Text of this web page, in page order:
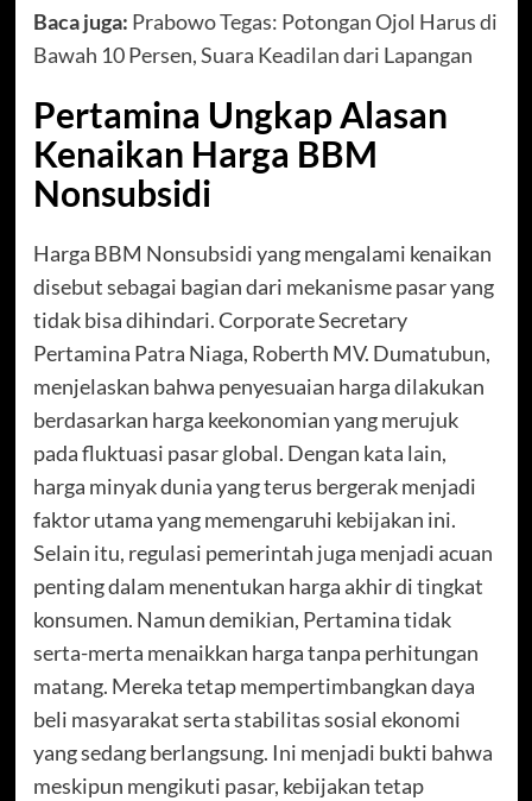
Baca juga: Prabowo Tegas: Potongan Ojol Harus di
Bawah 10 Persen, Suara Keadilan dari Lapangan
Pertamina Ungkap Alasan
Kenaikan Harga BBM
Nonsubsidi
Harga BBM Nonsubsidi yang mengalami kenaikan
disebut sebagai bagian dari mekanisme pasar yang
tidak bisa dihindari. Corporate Secretary
Pertamina Patra Niaga, Roberth MV. Dumatubun,
menjelaskan bahwa penyesuaian harga dilakukan
berdasarkan harga keekonomian yang merujuk
pada fluktuasi pasar global. Dengan kata lain,
harga minyak dunia yang terus bergerak menjadi
faktor utama yang memengaruhi kebijakan ini.
Selain itu, regulasi pemerintah juga menjadi acuan
penting dalam menentukan harga akhir di tingkat
konsumen. Namun demikian, Pertamina tidak
serta-merta menaikkan harga tanpa perhitungan
matang. Mereka tetap mempertimbangkan daya
beli masyarakat serta stabilitas sosial ekonomi
yang sedang berlangsung. Ini menjadi bukti bahwa
meskipun mengikuti pasar, kebijakan tetap